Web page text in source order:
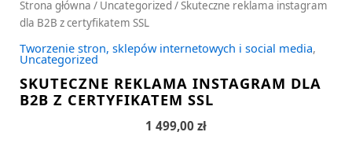
Strona główna / Uncategorized / Skuteczne reklama instagram
dla B2B z certyfikatem SSL
Tworzenie stron, sklepów internetowych i social media,
Uncategorized
SKUTECZNE REKLAMA INSTAGRAM DLA
B2B Z CERTYFIKATEM SSL
1 499,00 zł